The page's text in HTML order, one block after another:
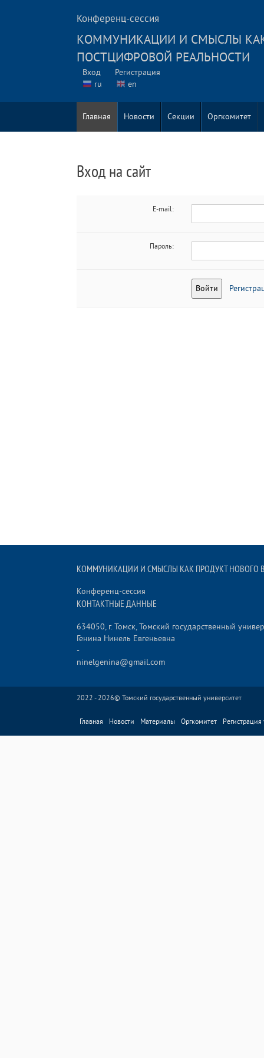
Конференц-сессия
КОММУНИКАЦИИ И СМЫСЛЫ
ПОСТЦИФРОВОЙ РЕАЛЬНОСТИ
Вход
Регистрация
ru
en
Главная Новости Секции Оргкомитет
Вход на сайт
E-mail:
Пароль:
КОММУНИКАЦИИ И СМЫСЛЫ КАК ПРОДУКТ НОВОГО
Конференц-сессия
КОНТАКТНЫЕ ДАННЫЕ
634050, г. Томск, Томский государственный
Генина Нинель Евгеньевна
-
ninelgenina@gmail.com
2022 - 2026© Томский государственный университет
Главная Новости Материалы Оргкомитет Регистрация